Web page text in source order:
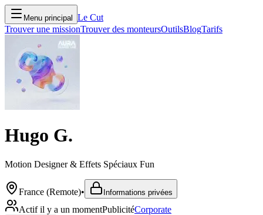
Menu principal
Le Cut
Trouver une missionTrouver des monteursOutilsBlogTarifs
Hugo G.
Motion Designer & Effets Spéciaux Fun
France (Remote)• Informations privées
Actif il y a un momentPublicitéCorporate